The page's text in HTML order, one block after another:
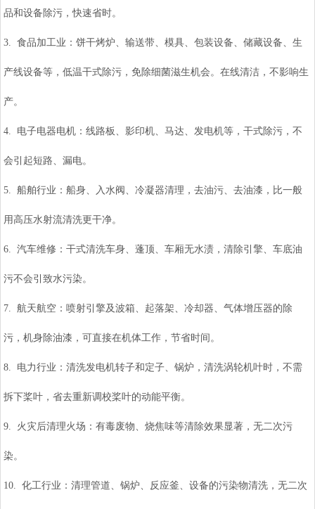
品和设备除污，快速省时。
3. 食品加工业：饼干烤炉、输送带、模具、包装设备、储藏设备、生
产线设备等，低温干式除污，免除细菌滋生机会。在线清洁，不影响生
产。
4. 电子电器电机：线路板、影印机、马达、发电机等，干式除污，不
会引起短路、漏电。
5. 船舶行业：船身、入水阀、冷凝器清理，去油污、去油漆，比一般
用高压水射流清洗更干净。
6. 汽车维修：干式清洗车身、蓬顶、车厢无水渍，清除引擎、车底油
污不会引致水污染。
7. 航天航空：喷射引擎及波箱、起落架、冷却器、气体增压器的除
污，机身除油漆，可直接在机体工作，节省时间。
8. 电力行业：清洗发电机转子和定子、锅炉，清洗涡轮机叶时，不需
拆下桨叶，省去重新调校桨叶的动能平衡。
9. 火灾后清理火场：有毒废物、烧焦味等清除效果显著，无二次污
染。
10. 化工行业：清理管道、锅炉、反应釜、设备的污染物清洗，无二次